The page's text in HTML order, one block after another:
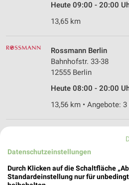
Heute 09:00 - 20:00
13,65 km
Rossmann Berlin
Bahnhofstr. 33-38
12555 Berlin
Heute 08:00 - 20:00
13,56 km • Angebote:
15537 Erkner
Heute 09:00 - 18:30
Datenschutzeinstellungen
Durch Klicken auf die Schaltfläche
Standardeinstellung nur für